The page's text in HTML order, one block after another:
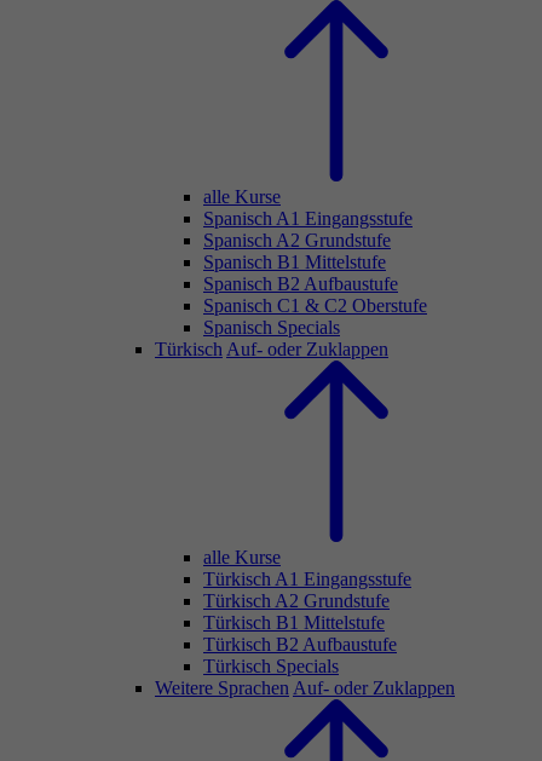
alle Kurse
Spanisch A1 Eingangsstufe
Spanisch A2 Grundstufe
Spanisch B1 Mittelstufe
Spanisch B2 Aufbaustufe
Spanisch C1 & C2 Oberstufe
Spanisch Specials
Türkisch Auf- oder Zuklappen
alle Kurse
Türkisch A1 Eingangsstufe
Türkisch A2 Grundstufe
Türkisch B1 Mittelstufe
Türkisch B2 Aufbaustufe
Türkisch Specials
Weitere Sprachen Auf- oder Zuklappen